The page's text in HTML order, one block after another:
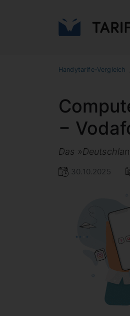
Handytarife-Vergleich
−
Das
30.10.2025